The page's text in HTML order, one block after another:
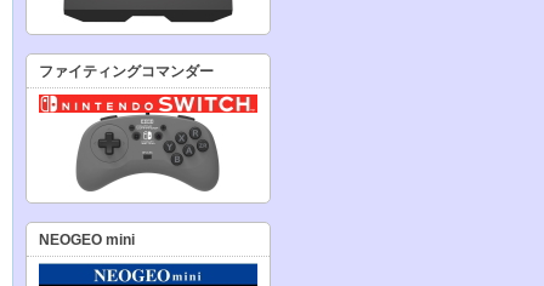
ファイティングコマンダー
NEOGEO mini